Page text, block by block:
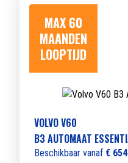
MAX 60
MAANDEN
LOOPTIJD
VOLVO V60
B3 AUTOMAAT
Beschikbaar vanaf € 654